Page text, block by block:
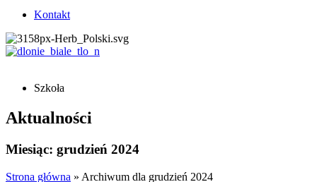
Kontakt
Szkoła
Aktualności
Miesiąc: grudzień 2024
Strona główna » Archiwum dla grudzień 2024